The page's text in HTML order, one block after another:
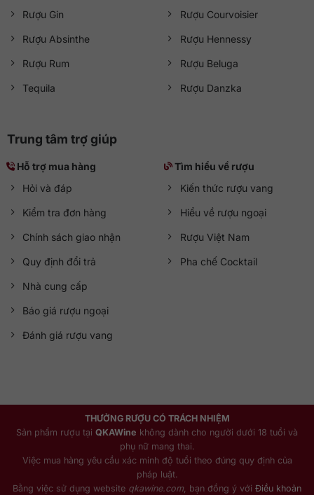
Rượu Gin
Rượu Absinthe
Rượu Rum
Tequila
Rượu Courvoisier
Rượu Hennessy
Rượu Beluga
Rượu Danzka
Trung tâm trợ giúp
Hỗ trợ mua hàng
Hỏi và đáp
Kiểm tra đơn hàng
Chính sách giao nhận
Quy định đổi trả
Nhà cung cấp
Báo giá rượu ngoại
Đánh giá rượu vang
Tìm hiểu về rượu
Kiến thức rượu vang
Hiểu về rượu ngoại
Rượu Việt Nam
Pha chế Cocktail
THƯỞNG RƯỢU CÓ TRÁCH NHIỆM
Sản phẩm rượu tại QKAWine không dành cho người dưới 18 tuổi và
phụ nữ mang thai.
Việc mua hàng yêu cầu xác minh độ tuổi theo đúng quy định của
pháp luật.
Bằng việc sử dụng website qkawine.com , bạn đồng ý với Điều khoản